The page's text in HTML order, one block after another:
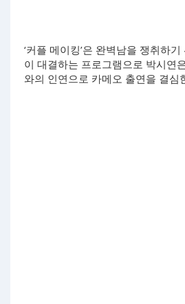
‘커플 메이킹’은 완벽남을 쟁취하
이 대결하는 프로그램으로 박시연
와의 인연으로 카메오 출연을 결심